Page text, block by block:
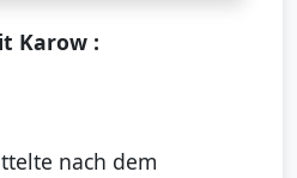
Karow :
nach dem